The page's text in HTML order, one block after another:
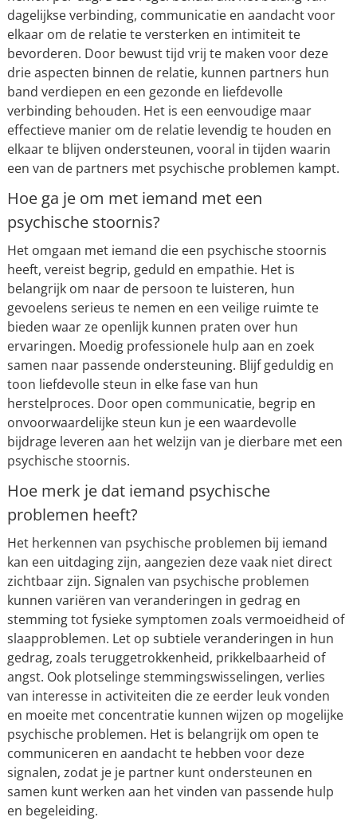
dagelijkse verbinding, communicatie en aandacht voor
elkaar om de relatie te versterken en intimiteit te
bevorderen. Door bewust tijd vrij te maken voor deze
drie aspecten binnen de relatie, kunnen partners hun
band verdiepen en een gezonde en liefdevolle
verbinding behouden. Het is een eenvoudige maar
effectieve manier om de relatie levendig te houden en
elkaar te blijven ondersteunen, vooral in tijden waarin
een van de partners met psychische problemen kampt.
Hoe ga je om met iemand met een
psychische stoornis?
Het omgaan met iemand die een psychische stoornis
heeft, vereist begrip, geduld en empathie. Het is
belangrijk om naar de persoon te luisteren, hun
gevoelens serieus te nemen en een veilige ruimte te
bieden waar ze openlijk kunnen praten over hun
ervaringen. Moedig professionele hulp aan en zoek
samen naar passende ondersteuning. Blijf geduldig en
toon liefdevolle steun in elke fase van hun
herstelproces. Door open communicatie, begrip en
onvoorwaardelijke steun kun je een waardevolle
bijdrage leveren aan het welzijn van je dierbare met een
psychische stoornis.
Hoe merk je dat iemand psychische
problemen heeft?
Het herkennen van psychische problemen bij iemand
kan een uitdaging zijn, aangezien deze vaak niet direct
zichtbaar zijn. Signalen van psychische problemen
kunnen variëren van veranderingen in gedrag en
stemming tot fysieke symptomen zoals vermoeidheid of
slaapproblemen. Let op subtiele veranderingen in hun
gedrag, zoals teruggetrokkenheid, prikkelbaarheid of
angst. Ook plotselinge stemmingswisselingen, verlies
van interesse in activiteiten die ze eerder leuk vonden
en moeite met concentratie kunnen wijzen op mogelijke
psychische problemen. Het is belangrijk om open te
communiceren en aandacht te hebben voor deze
signalen, zodat je je partner kunt ondersteunen en
samen kunt werken aan het vinden van passende hulp
en begeleiding.